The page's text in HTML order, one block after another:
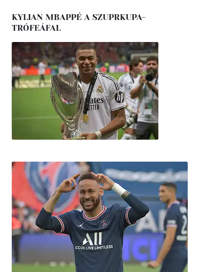
KYLIAN MBAPPÉ A SZUPRKUPA-
TRÓFEÁFAL